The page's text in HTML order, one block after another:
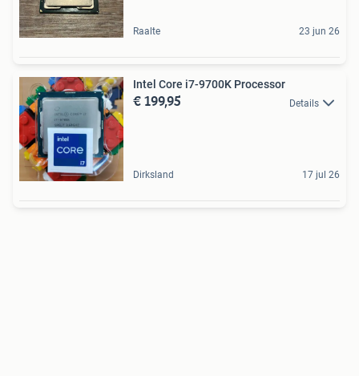
Raalte 23 jun 26
Intel Core i7-9700K Processor
€ 199,95 Details
Dirksland 17 jul 26